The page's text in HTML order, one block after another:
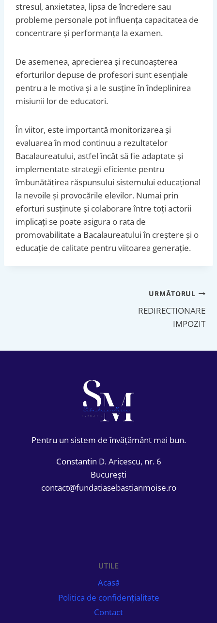
stresul, anxietatea, lipsa de încredere sau
probleme personale pot influența capacitatea de
concentrare și performanța la examen.
De asemenea, aprecierea și recunoașterea
eforturilor depuse de profesori sunt esențiale
pentru a le motiva și a le susține în îndeplinirea
misiunii lor de educatori.
În viitor, este importantă monitorizarea și
evaluarea în mod continuu a rezultatelor
Bacalaureatului, astfel încât să fie adaptate și
implementate strategii eficiente pentru
îmbunătățirea răspunsului sistemului educațional
la nevoile și provocările elevilor. Numai prin
eforturi susținute și colaborare între toți actorii
implicați se poate asigura o rata de
promovabilitate a Bacalaureatului în creștere și o
educație de calitate pentru viitoarea generație.
URMĂTORUL
REDIRECTIONARE
IMPOZIT
Pentru un sistem de învățământ mai bun.
Constantin D. Aricescu, nr. 6
București
contact@fundatiasebastianmoise.ro
UTILE
Acasă
Politica de confidențialitate
Contact